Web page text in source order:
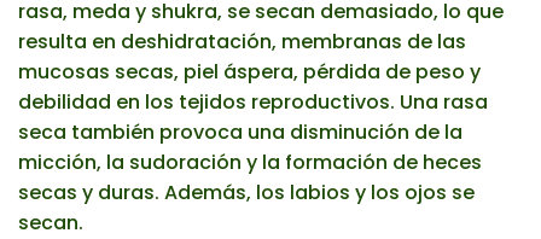
rasa, meda y shukra, se secan demasiado, lo que
resulta en deshidratación, membranas de las
mucosas secas, piel áspera, pérdida de peso y
debilidad en los tejidos reproductivos. Una rasa
seca también provoca una disminución de la
micción, la sudoración y la formación de heces
secas y duras. Además, los labios y los ojos se
secan.